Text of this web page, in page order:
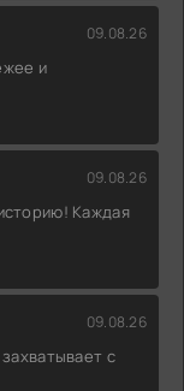
09.08.26
и
09.08.26
Каждая
09.08.26
с